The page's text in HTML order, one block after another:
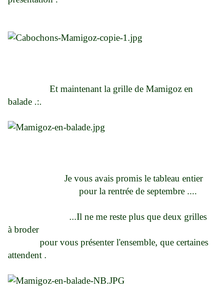
Et maintenant la grille de Mamigoz en
balade .:.
Je vous avais promis le tableau entier
pour la rentrée de septembre ....
...Il ne me reste plus que deux grilles
à broder
pour vous présenter l'ensemble, que certaines
attendent .